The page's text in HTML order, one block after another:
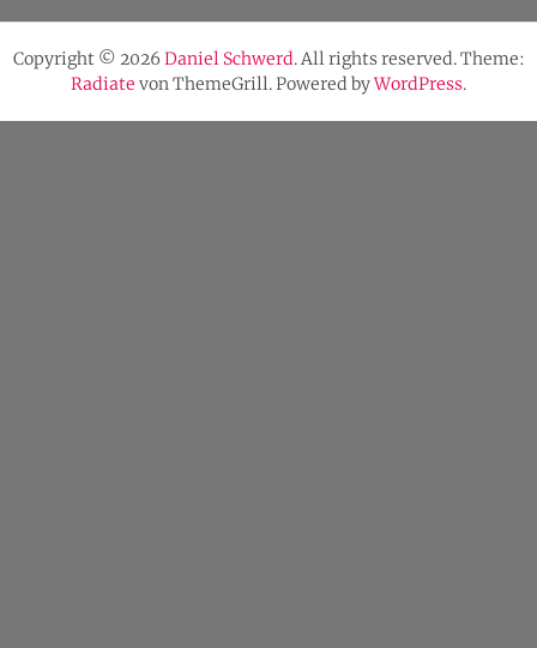
Copyright © 2026 Daniel Schwerd. All rights reserved. Theme:
Radiate von ThemeGrill. Powered byWordPress.